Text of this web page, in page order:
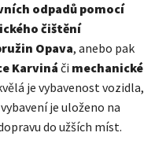
odpadů pomocí
čištění
Opava, anebo pak
Karviná či mechanické
je vybavenost vozidla,
je uloženo na
do užších míst.